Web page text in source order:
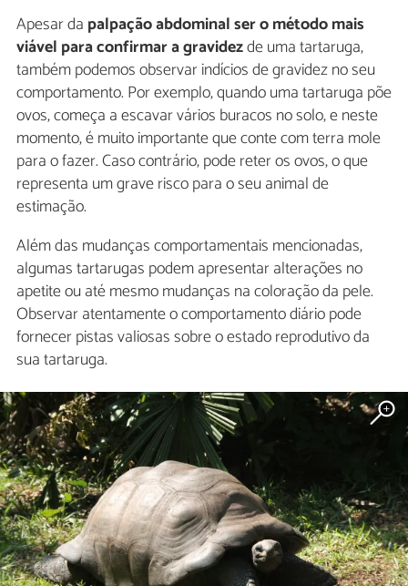
Apesar da palpação abdominal ser o método mais
viável para confirmar a gravidezde uma tartaruga,
também podemos observar indícios de gravidez no seu
comportamento. Por exemplo, quando uma tartaruga põe
ovos, começa a escavar vários buracos no solo, e neste
momento, é muito importante que conte com terra mole
para o fazer. Caso contrário, pode reter os ovos, o que
representa um grave risco para o seu animal de
estimação.
Além das mudanças comportamentais mencionadas,
algumas tartarugas podem apresentar alterações no
apetite ou até mesmo mudanças na coloração da pele.
Observar atentamente o comportamento diário pode
fornecer pistas valiosas sobre o estado reprodutivo da
sua tartaruga.